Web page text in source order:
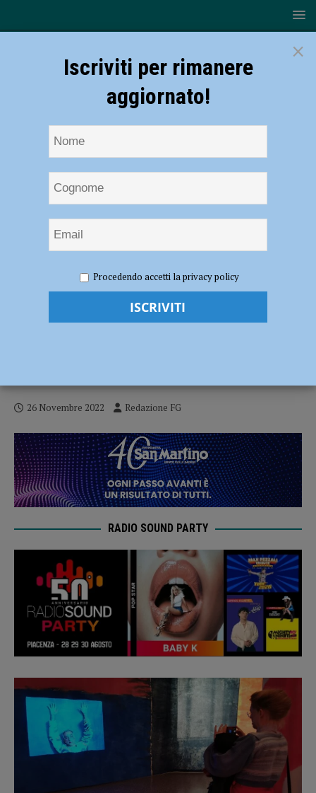
sperimentale di Meris Angioletti e Ulla von Brandenburg, nel segno di
Sonia Delaunay – AUDIO e VIDEO
A XNL l’arte sperimentale di Meris
26 Novembre 2022 Redazione FG
RADIO SOUND PARTY
×
Iscriviti per rimanere
aggiornato!
Procedendo accetti la privacy policy